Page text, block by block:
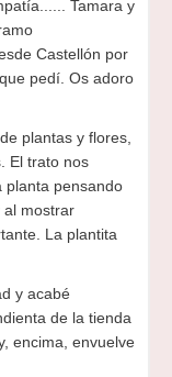
Tamara y
Castellón por
pedí. Os adoro
plantas y flores,
El trato nos
planta pensando
al mostrar
La plantita
y acabé
de la tienda
encima, envuelve